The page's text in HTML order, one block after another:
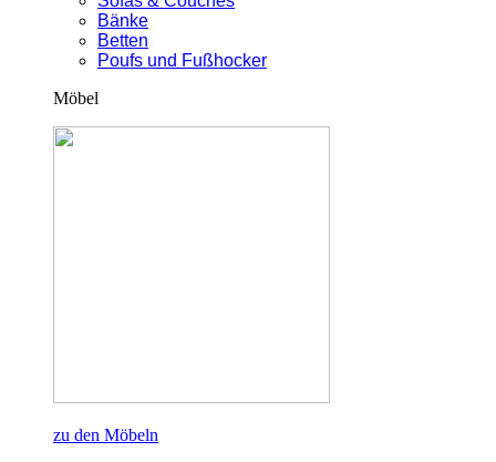
Bänke
Betten
Poufs und Fußhocker
Möbel
zu den Möbeln